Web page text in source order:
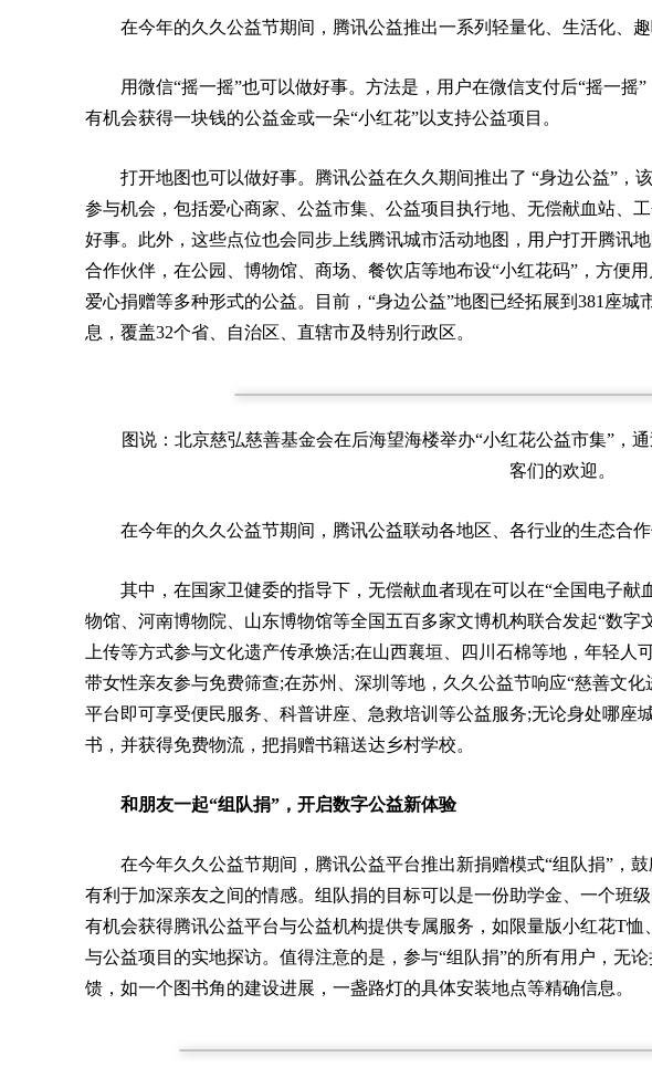
在今年的久久公益节期间，腾讯公益推出一系列轻量化、生活化、
用微信“摇一摇”也可以做好事。方法是，用户在微信支付后“摇一摇
有机会获得一块钱的公益金或一朵“小红花”以支持公益项目。
打开地图也可以做好事。腾讯公益在久久期间推出了 “身边公益”，
参与机会，包括爱心商家、公益市集、公益项目执行地、无偿献血站、
好事。此外，这些点位也会同步上线腾讯城市活动地图，用户打开腾讯
合作伙伴，在公园、博物馆、商场、餐饮店等地布设“小红花码”，方便
爱心捐赠等多种形式的公益。目前，“身边公益”地图已经拓展到381座
息，覆盖32个省、自治区、直辖市及特别行政区。
图说：北京慈弘慈善基金会在后海望海楼举办“小红花公益市集”，
客们的欢迎。
在今年的久久公益节期间，腾讯公益联动各地区、各行业的生态合
其中，在国家卫健委的指导下，无偿献血者现在可以在“全国电子
物馆、河南博物院、山东博物馆等全国五百多家文博机构联合发起“数
上传等方式参与文化遗产传承焕活;在山西襄垣、四川石棉等地，年轻人
带女性亲友参与免费筛查;在苏州、深圳等地，久久公益节响应“慈善文
平台即可享受便民服务、科普讲座、急救培训等公益服务;无论身处哪座
书，并获得免费物流，把捐赠书籍送达乡村学校。
和朋友一起“组队捐”，开启数字公益新体验
在今年久久公益节期间，腾讯公益平台推出新捐赠模式“组队捐”，
有利于加深亲友之间的情感。组队捐的目标可以是一份助学金、一个班
有机会获得腾讯公益平台与公益机构提供专属服务，如限量版小红花T
与公益项目的实地探访。值得注意的是，参与“组队捐”的所有用户，无
馈，如一个图书角的建设进展，一盏路灯的具体安装地点等精确信息。